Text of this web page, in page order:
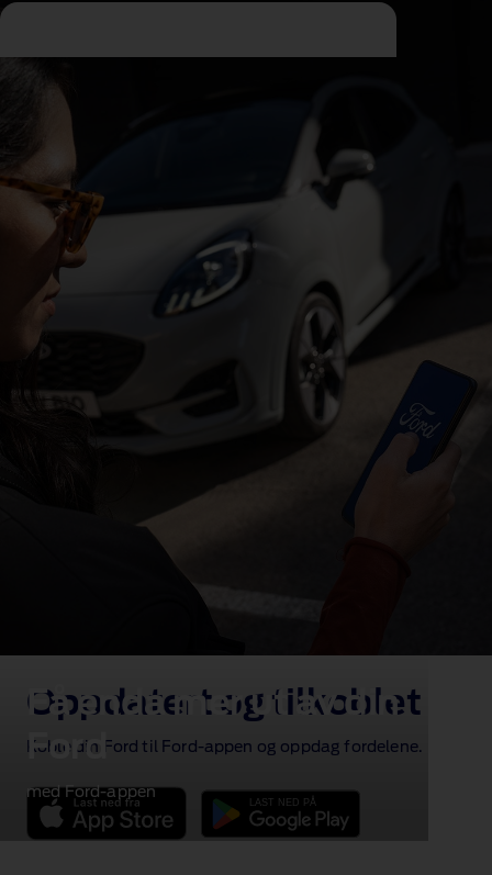
Få enda mer ut av din
Ford
med Ford‑appen
Oppdatert og tilkoblet
Koble din Ford til Ford‑appen og oppdag fordelene.